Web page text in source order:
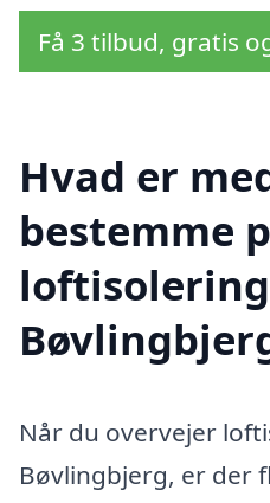
Få 3 tilbud, gratis
Hvad er
bestemme
Når du overvejer
Bøvlingbjerg, er der